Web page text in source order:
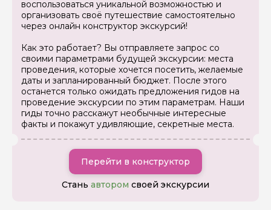
воспользоваться уникальной возможностью и
организовать своё путешествие самостоятельно
через онлайн конструктор экскурсий!
Как это работает? Вы отправляете запрос со
своими параметрами будущей экскурсии: места
проведения, которые хочется посетить, желаемые
даты и запланированный бюджет. После этого
останется только ожидать предложения гидов на
проведение экскурсии по этим параметрам. Наши
гиды точно расскажут необычные интересные
факты и покажут удивляющие, секретные места.
Перейти в конструктор
Стань автором своей экскурсии
Задайте свой вопрос гиду
Как вас зовут
Ваша электронная почта
Ваш номер телефона